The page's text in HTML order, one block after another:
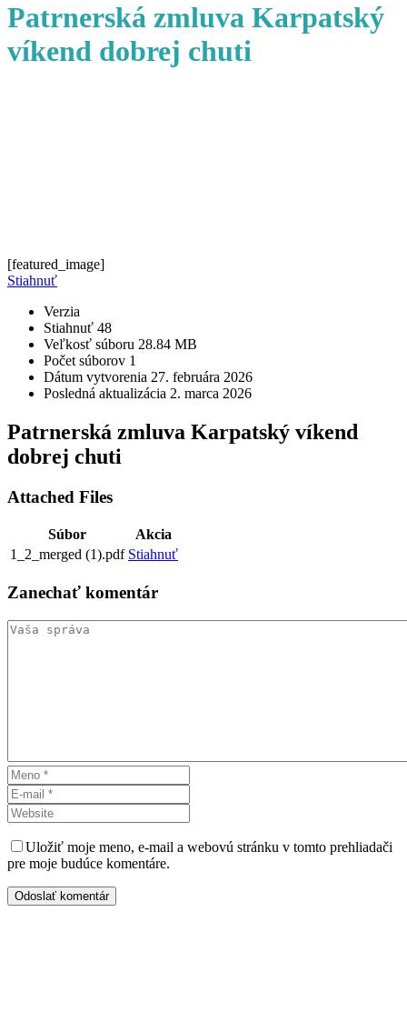
Patrnerská zmluva Karpatský
víkend dobrej chuti
[featured_image]
Stiahnuť
Verzia
Stiahnuť 48
Veľkosť súboru 28.84 MB
Počet súborov 1
Dátum vytvorenia 27. februára 2026
Posledná aktualizácia 2. marca 2026
Patrnerská zmluva Karpatský víkend
dobrej chuti
Attached Files
Súbor
Akcia
1_2_merged (1).pdf Stiahnuť
Zanechať komentár
Uložiť moje meno, e-mail a webovú stránku v tomto prehliadači
pre moje budúce komentáre.
Odoslať komentár